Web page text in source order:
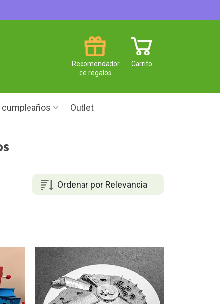
Carrito
Recomendador
de regalos
cumpleaños Outlet
Ordenar por Relevancia